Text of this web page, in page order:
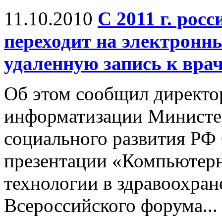
11.10.2010 С 2011 г.
переходит на
удаленную запись к
Об этом сообщил
информатизации
социального развития
презентации
технологии в
Всероссийского форума...